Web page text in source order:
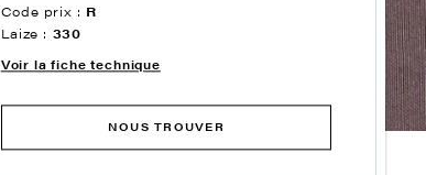
Code prix : R
Laize : 330
Voir la fiche technique
NOUS TROUVER